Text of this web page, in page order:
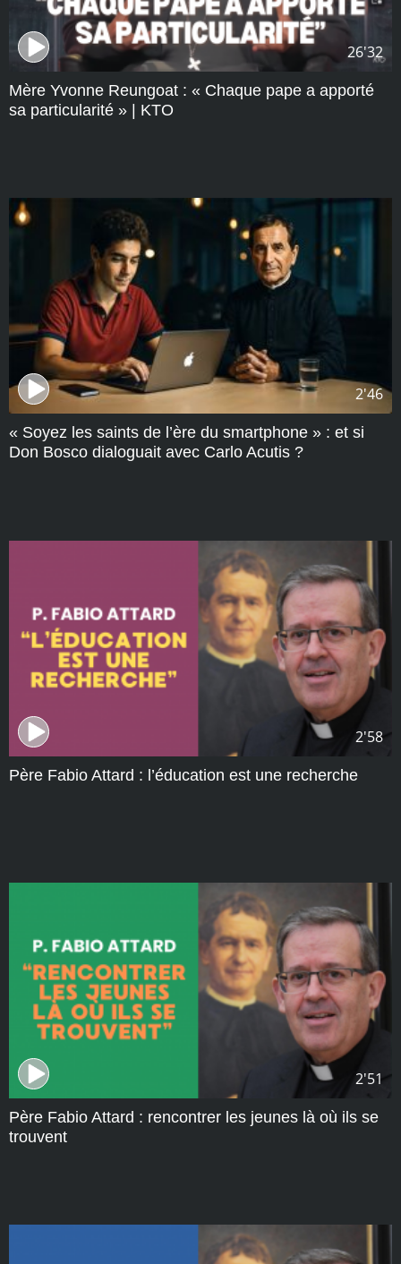
26'32
Mère Yvonne Reungoat : « Chaque pape a apporté
sa particularité » | KTO
2'46
« Soyez les saints de l’ère du smartphone » : et si
Don Bosco dialoguait avec Carlo Acutis ?
2'58
Père Fabio Attard : l’éducation est une recherche
2'51
Père Fabio Attard : rencontrer les jeunes là où ils se
trouvent